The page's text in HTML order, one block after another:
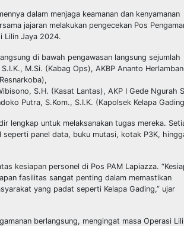
dalam menjaga keamanan dan kenyamanan
jajaran melakukan pengecekan Pos
Lilin Jaya 2024.
di bawah pengawasan langsung sejumlah
M.Si. (Kabag Ops), AKBP Ananto
S.H. (Kasat Lantas), AKP I Gede Ngurah
Putra, S.Kom., S.I.K. (Kapolsek Kelapa
lengkap untuk melaksanakan tugas mereka.
panel data, buku mutasi, kotak P3K,
kesiapan personel di Pos PAM Lapiazza.
fasilitas sangat penting dalam memastikan
yang padat seperti Kelapa Gading,” ujar
berlangsung, mengingat masa Operasi